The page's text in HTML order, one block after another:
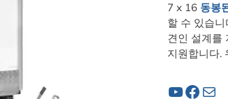
7 x 16 동봉
할 수 있습
견인 설계를
지원합니다.
유튜브페이스북메일